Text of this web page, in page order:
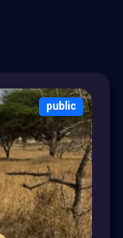
public